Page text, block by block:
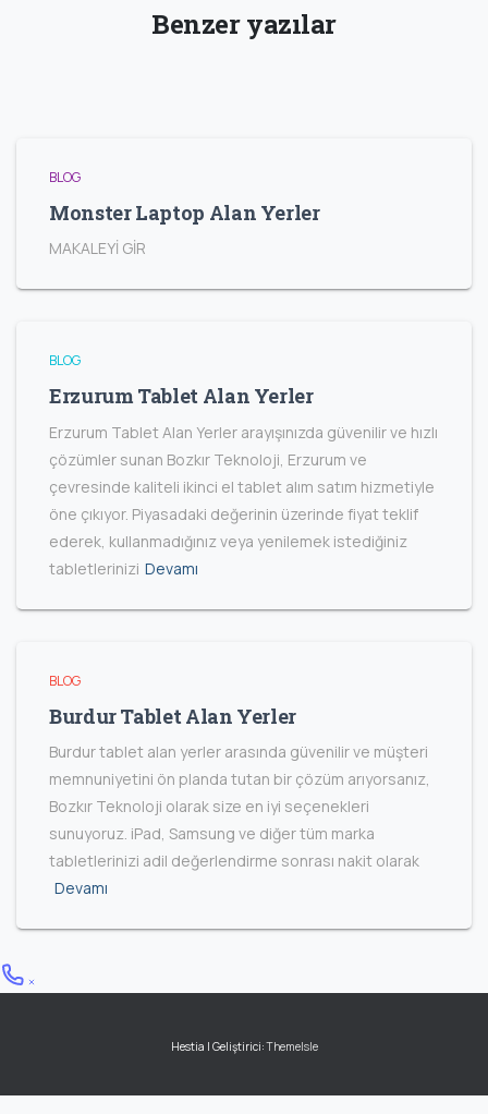
Benzer yazılar
BLOG
Monster Laptop Alan Yerler
MAKALEYİ GİR
BLOG
Erzurum Tablet Alan Yerler
Erzurum Tablet Alan Yerler arayışınızda güvenilir ve hızlı
çözümler sunan Bozkır Teknoloji, Erzurum ve
çevresinde kaliteli ikinci el tablet alım satım hizmetiyle
öne çıkıyor. Piyasadaki değerinin üzerinde fiyat teklif
ederek, kullanmadığınız veya yenilemek istediğiniz
tabletlerinizi Devamı
BLOG
Burdur Tablet Alan Yerler
Burdur tablet alan yerler arasında güvenilir ve müşteri
memnuniyetini ön planda tutan bir çözüm arıyorsanız,
Bozkır Teknoloji olarak size en iyi seçenekleri
sunuyoruz. iPad, Samsung ve diğer tüm marka
tabletlerinizi adil değerlendirme sonrası nakit olarak
Devamı
Hestia | Geliştirici:ThemeIsle